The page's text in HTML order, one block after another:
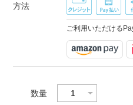
方法
ご利用いただける
数量